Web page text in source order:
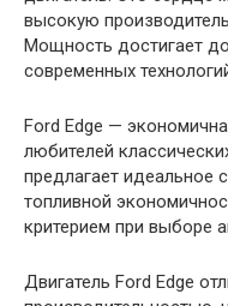
высокую
Мощность достигает
современных
Ford Edge —
любителей
предлагает идеальное
топливной
критерием при выборе
Двигатель Ford Edge